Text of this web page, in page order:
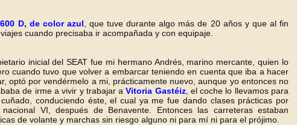
D, de color azul , que tuve durante algo más de 20 años y que al fin
cuando precisaba ir acompañada y con equipaje.
inicial del SEAT fue mi hermano Andrés, marino mercante, quien lo
cuando tuvo que volver a embarcar teniendo en cuenta que iba a hacer
optó por vendérmelo a mi, prácticamente nuevo, aunque yo entonces no
de irme a vivir y trabajar aVitoria Gastéiz, el coche lo llevamos para
conduciendo éste, el cual ya me fue dando clases prácticas por
VI, después de Benavente. Entonces las carreteras estaban
de volante y marchas sin riesgo alguno ni para mí ni para el prójimo.